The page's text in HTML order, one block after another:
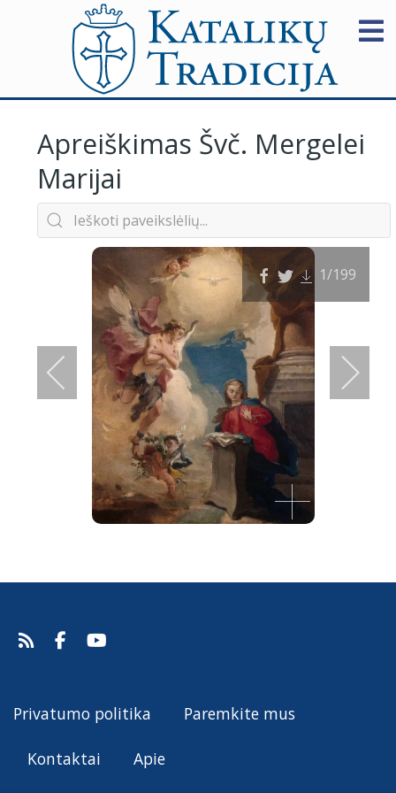
Apreiškimas Švč. Mergelei
Marijai
1/199
Šaltinis:Web Gallery of Art
Privatumo politika Paremkite mus
Kontaktai Apie